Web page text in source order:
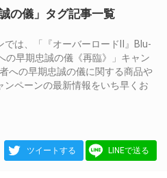
の儀」タグ記事一覧
では、「『オーバーロードⅡ』Blu-
の早期忠誠の儀《再臨》」キャン
への早期忠誠の儀に関する商品や
ペーンの最新情報をいち早くお
ツイートする LINEで送る